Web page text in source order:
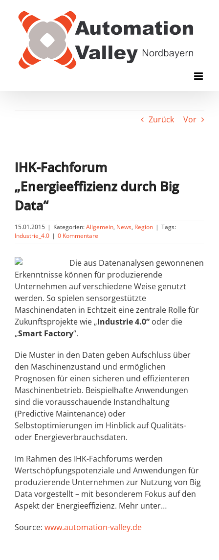
Inhalt
springen
Zurück Vor
IHK-Fachforum
„Energieeffizienz durch Big
Data“
15.01.2015 | Kategorien:Allgemein, News, Region | Tags:
Industrie_4.0 | 0 Kommentare
Die aus Datenanalysen gewonnenen
Erkenntnisse können für produzierende
Unternehmen auf verschiedene Weise genutzt
werden. So spielen sensorgestützte
Maschinendaten in Echtzeit eine zentrale Rolle für
Zukunftsprojekte wie „Industrie 4.0“ oder die
„Smart Factory“.
Die Muster in den Daten geben Aufschluss über
den Maschinenzustand und ermöglichen
Prognosen für einen sicheren und effizienteren
Maschinenbetrieb. Beispielhafte Anwendungen
sind die vorausschauende Instandhaltung
(Predictive Maintenance) oder
Selbstoptimierungen im Hinblick auf Qualitäts-
oder Energieverbrauchsdaten.
Im Rahmen des IHK-Fachforums werden
Wertschöpfungspotenziale und Anwendungen für
produzierende Unternehmen zur Nutzung von Big
Data vorgestellt – mit besonderem Fokus auf den
Aspekt der Energieeffizienz. Mehr unter…
Source: www.automation-valley.de